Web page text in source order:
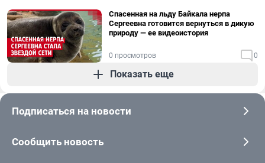
Спасенная на льду Байкала нерпа
Сергеевна готовится вернуться в дикую
природу — ее видеоистория
0 просмотров 0
Показать еще
Подписаться на новости
Сообщить новость